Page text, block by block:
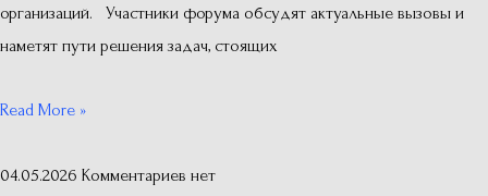
организаций. Участники форума обсудят актуальные вызовы и
наметят пути решения задач, стоящих
Read More »
04.05.2026 Комментариев нет